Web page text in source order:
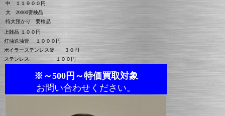
中 １１９００円
大 20000要検品
特大預かり 要検品
上雑品 １００円
灯油送油管 １０００円
ボイラーステンレス釜 ３０円
ステンレス １００円
※～500円～特価買取対象
お問い合わせください。